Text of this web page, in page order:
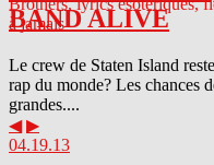
BAND ALIVE
Le crew de Staten Island
rap du monde? Les chances
grandes....
◀ ▶
04.19.13